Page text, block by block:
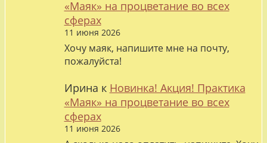
«Маяк» на процветание во всех
сферах
11 июня 2026
Хочу маяк, напишите мне на почту,
пожалуйста!
Ирина к Новинка! Акция! Практика
«Маяк» на процветание во всех
сферах
11 июня 2026